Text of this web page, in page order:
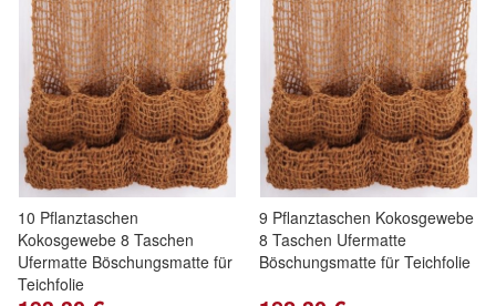
10 Pflanztaschen
Kokosgewebe 8 Taschen
Ufermatte Böschungsmatte für
Teichfolie
9 Pflanztaschen Kokosgewebe
8 Taschen Ufermatte
Böschungsmatte für Teichfolie